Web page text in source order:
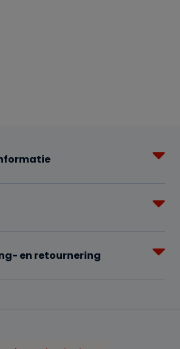
en retournering